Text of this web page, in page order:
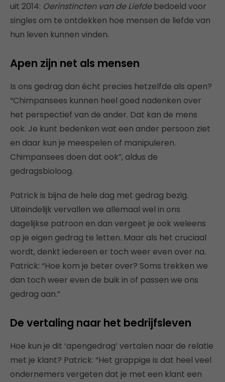
uit 2014: Oerinstincten van de Liefdebedoeld voor
singles om te ontdekken hoe mensen de liefde van
hun leven kunnen vinden.
Apen zijn net als mensen
Is ons gedrag dan écht precies hetzelfde als apen?
“Chimpansees kunnen heel goed nadenken over
het perspectief van de ander. Dat kan de mens
ook. Je kunt bedenken wat een ander persoon ziet
en daar kun je meespelen of manipuleren.
Chimpansees doen dat ook”, aldus de
gedragsbioloog.
Patrick is bijna de hele dag met gedrag bezig.
Uiteindelijk vervallen we allemaal wel in ons
dagelijkse patroon en dan vergeet je ook weleens
op je eigen gedrag te letten. Maar als het cruciaal
wordt, denkt iedereen er toch weer even over na.
Patrick: “Hoe kom je beter over? Soms trekken we
dan toch weer even de buik in of passen we ons
gedrag aan.”
De vertaling naar het bedrijfsleven
Hoe kun je dit ‘apengedrag’ vertalen naar de relatie
met je klant? Patrick: “Het grappige is dat heel veel
ondernemers vergeten dat je met een klant een